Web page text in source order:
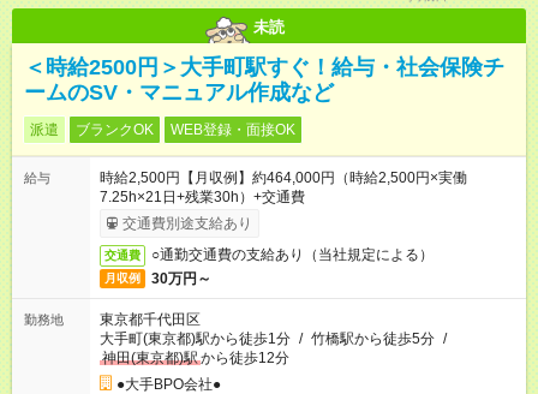
未読
＜時給2500円＞大手町駅すぐ！給与・社会保険チ
ームのSV・マニュアル作成など
派遣 ブランクOK WEB登録・面接OK
給与
時給2,500円【月収例】約464,000円（時給2,500円×実働
7.25h×21日+残業30h）+交通費
交通費別途支給あり
交通費 ○通勤交通費の支給あり（当社規定による）
月収例 30万円～
勤務地
東京都千代田区
大手町(東京都)駅から徒歩1分 / 竹橋駅から徒歩5分 /
神田(東京都)駅から徒歩12分
●大手BPO会社●